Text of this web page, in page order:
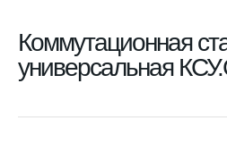
Коммутационная
универсальная